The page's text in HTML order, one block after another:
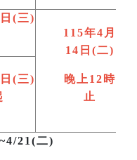
(三)
115年4月
14日(二)
晚上12時
止
(三)
~4/21(二)